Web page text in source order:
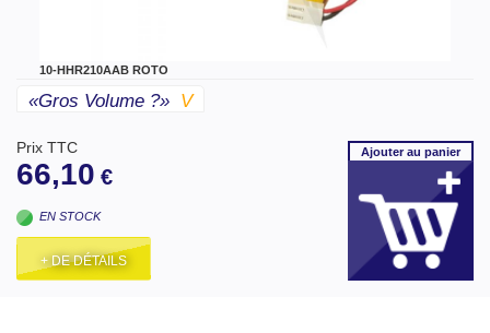
10-HHR210AAB ROTO
«gros Volume ?» V
Prix TTC
66,10 €
EN STOCK
+ DE DÉTAILS
Ajouterau panier